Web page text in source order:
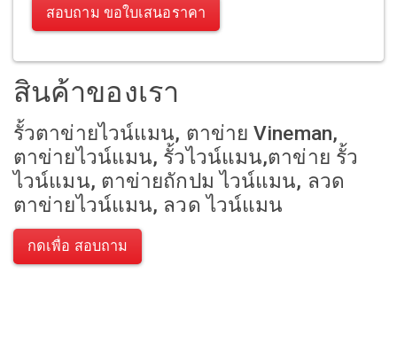
สอบถาม ขอใบเสนอราคา
สินค้าของเรา
รั้วตาข่ายไวน์แมน, ตาข่าย Vineman,
ตาข่ายไวน์แมน, รั้วไวน์แมน,ตาข่าย รั้ว
ไวน์แมน, ตาข่ายถักปม ไวน์แมน, ลวด
ตาข่ายไวน์แมน, ลวด ไวน์แมน
กดเพื่อ สอบถาม